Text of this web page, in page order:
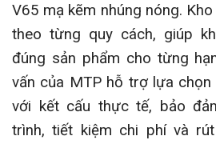
V65 mạ kẽm nhúng nóng.
theo từng quy cách, giúp
đúng sản phẩm cho từng
vấn của MTP hỗ trợ lựa
với kết cấu thực tế, bảo
trình, tiết kiệm chi phí và